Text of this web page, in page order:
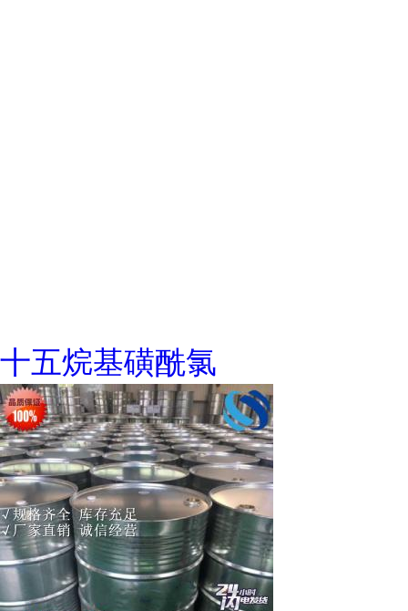
十五烷基磺酰氯